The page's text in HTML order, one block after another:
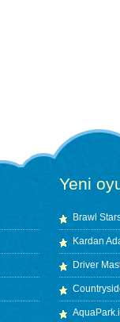
Yeni
Brawl
Kardan
Driver